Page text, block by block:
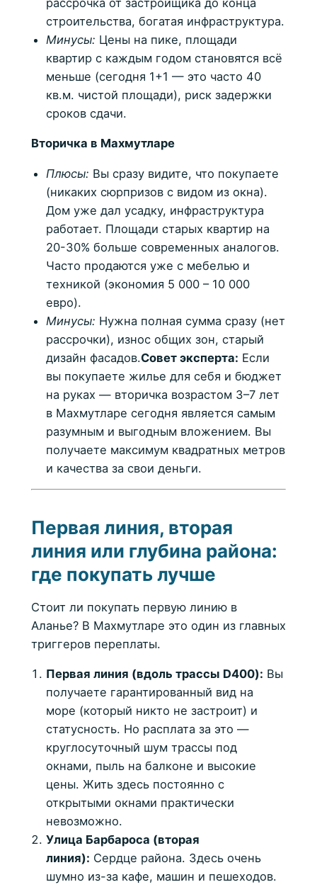
строительства, богатая инфраструктура.
Минусы: Цены на пике, площади
квартир с каждым годом становятся всё
меньше (сегодня 1+1 — это часто 40
кв.м. чистой площади), риск задержки
сроков сдачи.
Вторичка в Махмутларе
Плюсы: Вы сразу видите, что покупаете
(никаких сюрпризов с видом из окна).
Дом уже дал усадку, инфраструктура
работает. Площади старых квартир на
20-30% больше современных аналогов.
Часто продаются уже с мебелью и
техникой (экономия 5 000 – 10 000
евро).
Минусы: Нужна полная сумма сразу (нет
рассрочки), износ общих зон, старый
дизайн фасадов.Совет эксперта: Если
вы покупаете жилье для себя и бюджет
на руках — вторичка возрастом 3–7 лет
в Махмутларе сегодня является самым
разумным и выгодным вложением. Вы
получаете максимум квадратных метров
и качества за свои деньги.
Первая линия, вторая
линия или глубина района:
где покупать лучше
Стоит ли покупать первую линию в
Аланье? В Махмутларе это один из главных
триггеров переплаты.
Первая линия (вдоль трассы D400): Вы
получаете гарантированный вид на
море (который никто не застроит) и
статусность. Но расплата за это —
круглосуточный шум трассы под
окнами, пыль на балконе и высокие
цены. Жить здесь постоянно с
открытыми окнами практически
невозможно.
Улица Барбароса (вторая
линия): Сердце района. Здесь очень
шумно из-за кафе, машин и пешеходов.